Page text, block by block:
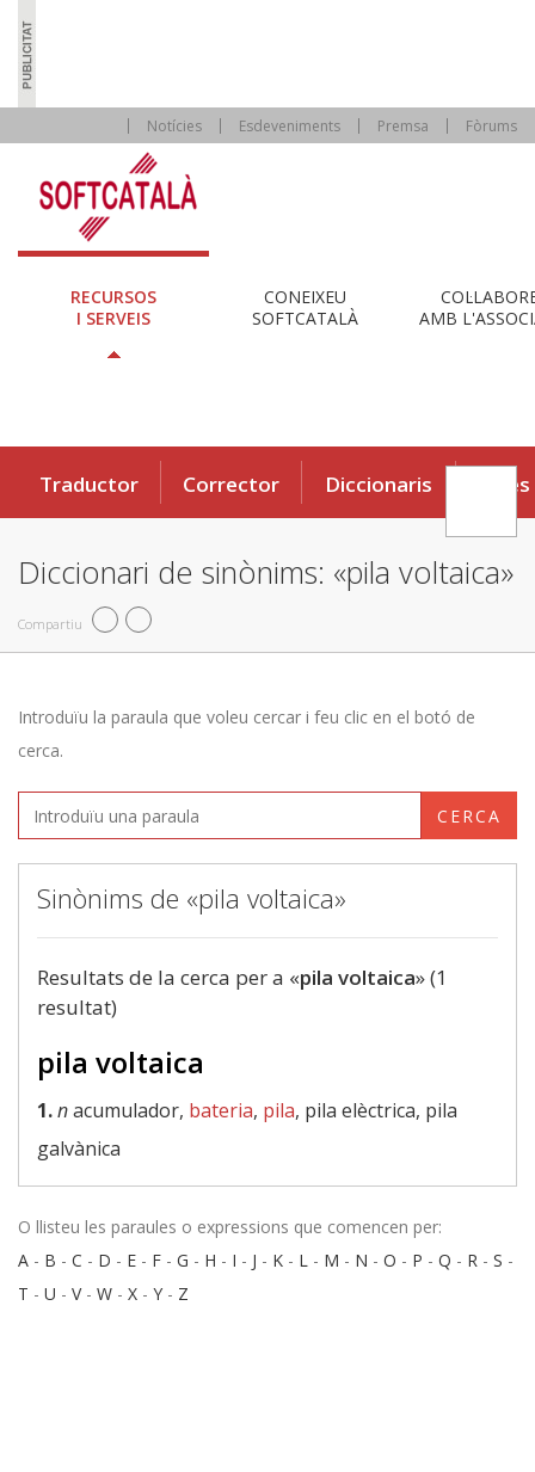
Notícies Esdeveniments Premsa Fòrums
RECURSOS
I SERVEIS
CONEIXEU
SOFTCATALÀ
AMB
Traductor Corrector Diccionaris Eines
Diccionari de sinònims: «pila voltaica»
Compartiu
Introduïu la paraula que voleu cercar i feu clic en el botó de
cerca.
CERCA
Sinònims de «pila voltaica»
Resultats de la cerca per a «pila voltaica» (1
resultat)
pila voltaica
1.nacumulador, bateria, pila, pila elèctrica, pila
galvànica
O llisteu les paraules o expressions que comencen per:
A - B - C - D - E - F - G - H - I - J - K - L - M - N - O - P - Q - R - S -
T - U - V- W - X - Y - Z